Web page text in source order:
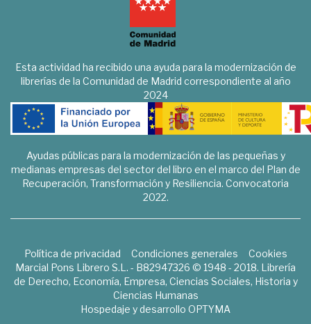
Esta actividad ha recibido una ayuda para la modernización de
librerías de la Comunidad de Madrid correspondiente al año
2024
Ayudas públicas para la modernización de las pequeñas y
medianas empresas del sector del libro en el marco del Plan de
Recuperación, Transformación y Resiliencia. Convocatoria
2022.
Política de privacidad Condiciones generales
Cookies
Marcial Pons Librero S.L. - B82947326 © 1948 - 2018. Librería
de Derecho, Economía, Empresa, Ciencias Sociales, Historia y
Ciencias Humanas
Hospedaje y desarrollo OPTYMA